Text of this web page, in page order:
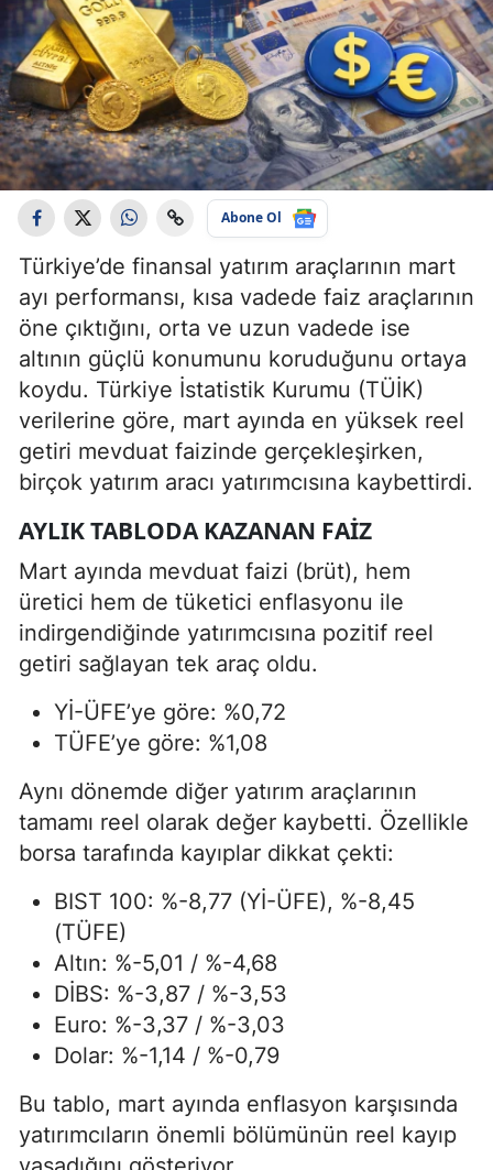
Abone Ol
Türkiye’de finansal yatırım araçlarının mart
ayı performansı, kısa vadede faiz araçlarının
öne çıktığını, orta ve uzun vadede ise
altının güçlü konumunu koruduğunu ortaya
koydu. Türkiye İstatistik Kurumu (TÜİK)
verilerine göre, mart ayında en yüksek reel
getiri mevduat faizinde gerçekleşirken,
birçok yatırım aracı yatırımcısına kaybettirdi.
AYLIK TABLODA KAZANAN FAIZ
Mart ayında mevduat faizi (brüt), hem
üretici hem de tüketici enflasyonu ile
indirgendiğinde yatırımcısına pozitif reel
getiri sağlayan tek araç oldu.
Yİ-ÜFE’ye göre: %0,72
TÜFE’ye göre: %1,08
Aynı dönemde diğer yatırım araçlarının
tamamı reel olarak değer kaybetti. Özellikle
borsa tarafında kayıplar dikkat çekti:
BIST 100: %-8,77 (Yİ-ÜFE), %-8,45
(TÜFE)
Altın: %-5,01 / %-4,68
DİBS: %-3,87 / %-3,53
Euro: %-3,37 / %-3,03
Dolar: %-1,14 / %-0,79
Bu tablo, mart ayında enflasyon karşısında
yatırımcıların önemli bölümünün reel kayıp